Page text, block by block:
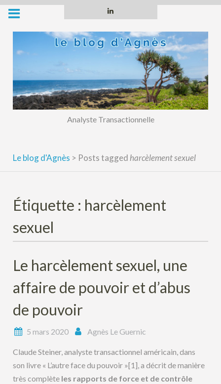
Skip
content
Analyste Transactionnelle
Le blog d'Agnès > Posts taggedharcèlement sexuel
Étiquette : harcèlement
sexuel
Le harcèlement sexuel, une
affaire de pouvoir et d’abus
de pouvoir
5 mars 2020 Agnès Le Guernic
Claude Steiner, analyste transactionnel américain, dans
son livre « L’autre face du pouvoir »[1], a décrit de manière
très complète les rapports de force et de contrôle